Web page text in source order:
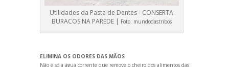
Utilidades da Pasta de Dentes - CONSERTA
BURACOS NA PAREDE | Foto: mundodastribos
ELIMINA OS ODORES DAS MÃOS
Não é só a água corrente que remove o cheiro dos alimentos das